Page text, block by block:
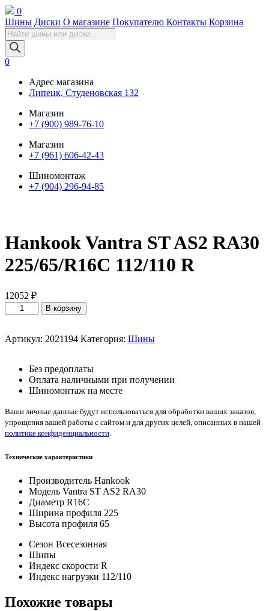
0
Шины Диски О магазине Покупателю Контакты Корзина
Поиск
товаров
0
Адрес магазина
Липецк, Студеновская 132
Магазин
+7 (900) 989-76-10
Магазин
+7 (961) 606-42-43
Шиномонтаж
+7 (904) 296-94-85
Hankook Vantra ST AS2 RA30
225/65/R16C 112/110 R
12052 ₽
Количество
товара
Vantra
RA30
225/65/R16C
112/110
В корзину
Артикул: 2021194 Категория: Шины
Без предоплаты
Оплата наличными при получении
Шиномонтаж на месте
Ваши личные данные будут использоваться для обработки ваших заказов,
упрощения вашей работы с сайтом и для других целей, описанных в нашей
политике конфиденциальности.
Технические характеристики
Производитель Hankook
Модель Vantra ST AS2 RA30
Диаметр R16C
Ширина профиля 225
Высота профиля 65
Сезон Всесезонная
Шипы
Индекс скорости R
Индекс нагрузки 112/110
Похожие товары